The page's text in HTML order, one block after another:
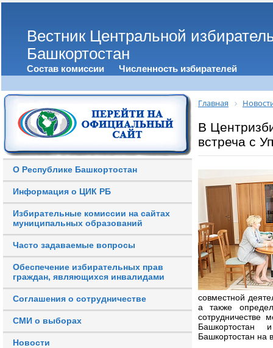
Вестник Центральной
Башкортостан
Состав комиссии Численность избирателей
О Республике Башкортостан
Информация о ЦИК РБ
Избирательные комиссии на сайтах
муниципальных образований
Часто задаваемые вопросы
Обеспечение избирательных прав
граждан, являющихся инвалидами
Соглашения о сотрудничестве
СМИ о выборах
Новости
Главная
В
встреча с
совместной
а также
сотрудничестве
Башкортостан
Башкортостан на